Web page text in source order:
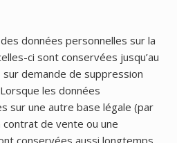
données personnelles sur la
ci sont conservées jusqu’au
demande de suppression
les données
sur une autre base légale (par
contrat de vente ou une
conservées aussi longtemps